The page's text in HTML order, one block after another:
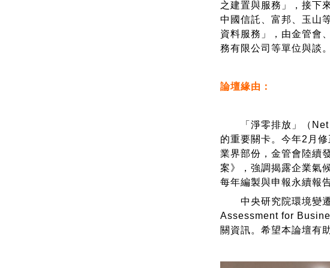
之建置與服務」，接下
中國信託、富邦、玉山
資料服務」，由金管會
務有限公司等單位與談
論壇緣由：
「淨零排放」（Net
的重要關卡。今年2月
業界部份，金管會陸續
案》，強調揭露企業氣
每年編製與申報永續報
中央研究院環境變遷
Assessment for
關資訊。希望本論壇有